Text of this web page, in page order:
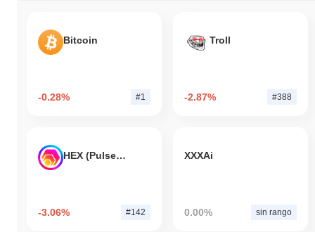
Bitcoin
-0.28% #1
Troll
-2.87% #388
HEX (Pulsechain)
-3.06% #142
XXXAi
0.00% sin rango